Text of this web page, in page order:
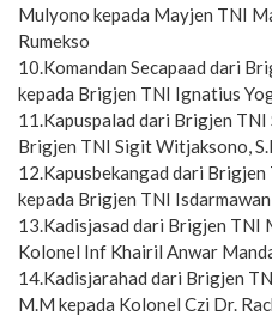
Mulyono kepada Mayjen TNI
Rumekso
10.Komandan Secapaad dari
kepada Brigjen TNI Ignatius
11.Kapuspalad dari Brigjen TNI
Brigjen TNI Sigit Witjaksono,
12.Kapusbekangad dari
kepada Brigjen TNI
13.Kadisjasad dari Brigjen TNI
Kolonel Inf Khairil Anwar
14.Kadisjarahad dari Brigjen
M.M kepada Kolonel Czi Dr.